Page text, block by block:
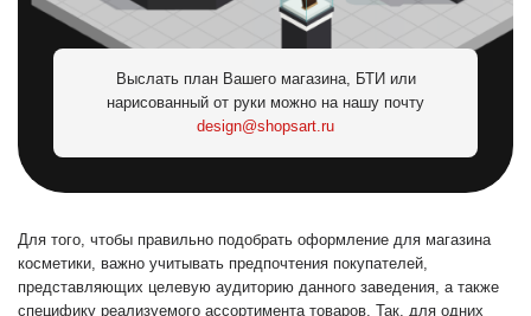
Выслать план Вашего магазина, БТИ или
нарисованный от руки можно на нашу почту
design@shopsart.ru
Для того, чтобы правильно подобрать оформление для магазина
косметики, важно учитывать предпочтения покупателей,
представляющих целевую аудиторию данного заведения, а также
специфику реализуемого ассортимента товаров. Так, для одних